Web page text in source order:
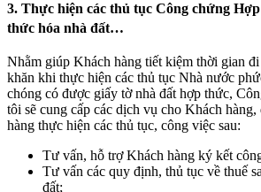
3. Thực hiện các thủ tục Công chứng
thức hóa nhà đất…
Nhằm giúp Khách hàng tiết kiệm thời gian
khăn khi thực hiện các thủ tục Nhà nước
chóng có được giấy tờ nhà đất hợp thức,
tôi sẽ cung cấp các dịch vụ cho Khách hàng,
hàng thực hiện các thủ tục, công việc sau:
Tư vấn, hỗ trợ Khách hàng ký kết
Tư vấn các quy định, thủ tục về thuế
đất;